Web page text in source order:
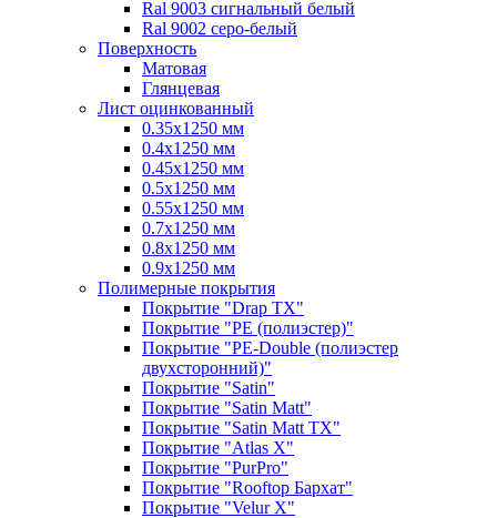
Ral 9003 сигнальный белый
Ral 9002 серо-белый
Поверхность
Матовая
Глянцевая
Лист оцинкованный
0.35х1250 мм
0.4х1250 мм
0.45х1250 мм
0.5х1250 мм
0.55х1250 мм
0.7х1250 мм
0.8х1250 мм
0.9х1250 мм
Полимерные покрытия
Покрытие "Drap TX"
Покрытие "PE (полиэстер)"
Покрытие "PE-Double (полиэстер
двухсторонний)"
Покрытие "Satin"
Покрытие "Satin Мatt"
Покрытие "Satin Matt TX"
Покрытие "Atlas X"
Покрытие "PurPro"
Покрытие "Rooftop Бархат"
Покрытие "Velur X"